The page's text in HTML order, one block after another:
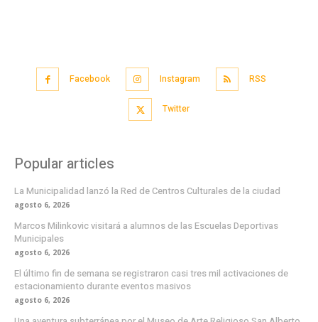
Facebook Instagram RSS
Twitter
Popular articles
La Municipalidad lanzó la Red de Centros Culturales de la ciudad
agosto 6, 2026
Marcos Milinkovic visitará a alumnos de las Escuelas Deportivas
Municipales
agosto 6, 2026
El último fin de semana se registraron casi tres mil activaciones de
estacionamiento durante eventos masivos
agosto 6, 2026